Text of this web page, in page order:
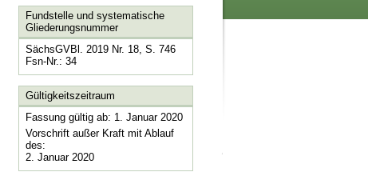
Fundstelle und systematische
Gliederungsnummer
SächsGVBl. 2019 Nr. 18, S. 746
Fsn-Nr.: 34
Gültigkeitszeitraum
Fassung gültig ab: 1. Januar 2020
Vorschrift außer Kraft mit Ablauf
des:
2. Januar 2020